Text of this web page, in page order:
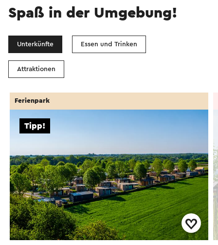
Spaß in der Umgebung!
Unterkünfte Essen und Trinken
Attraktionen
Tipp!
Ferienpark